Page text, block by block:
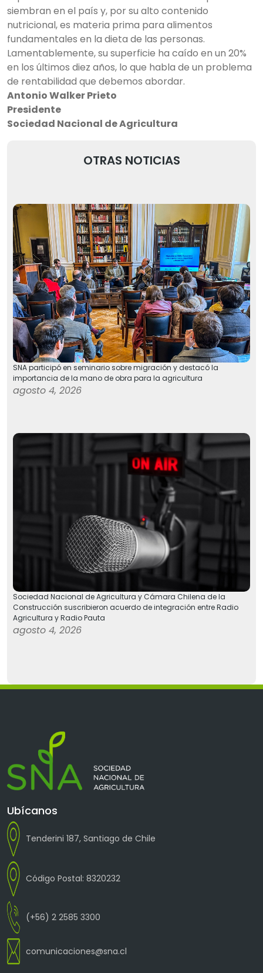
siembran en el país y, por su alto contenido
nutricional, es materia prima para alimentos
fundamentales en la dieta de las personas.
Lamentablemente, su superficie ha caído en un 20%
en los últimos diez años, lo que habla de un problema
de rentabilidad que debemos abordar.
Antonio Walker Prieto
Presidente
Sociedad Nacional de Agricultura
OTRAS NOTICIAS
SNA participó en seminario sobre migración y destacó la
importancia de la mano de obra para la agricultura
agosto 4, 2026
Sociedad Nacional de Agricultura y Cámara Chilena de la
Construcción suscribieron acuerdo de integración entre Radio
Agricultura y Radio Pauta
agosto 4, 2026
Ubícanos
Tenderini 187, Santiago de Chile
Código Postal: 8320232
(+56) 2 2585 3300
comunicaciones@sna.cl